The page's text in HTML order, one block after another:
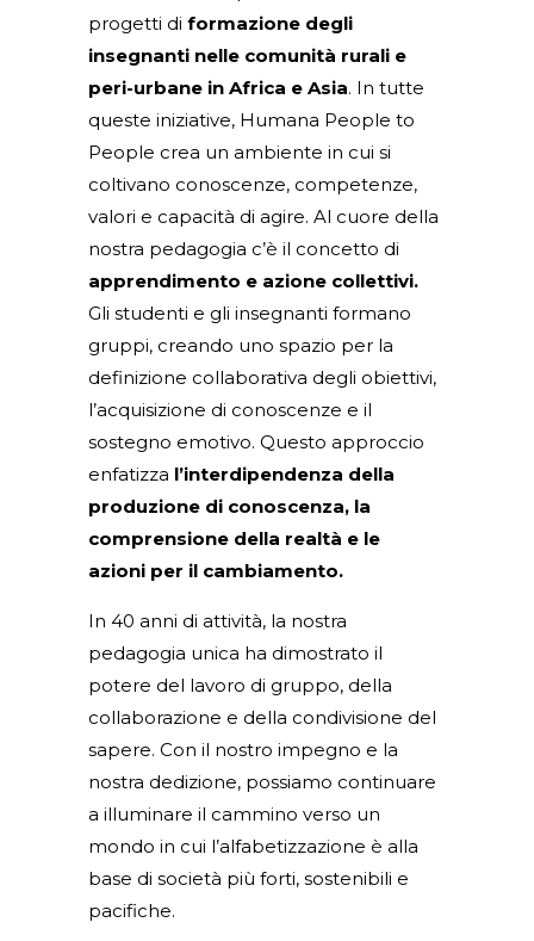
progetti di formazione degli
insegnanti nelle comunità rurali e
peri-urbane in Africa e Asia. In tutte
queste iniziative, Humana People to
People crea un ambiente in cui si
coltivano conoscenze, competenze,
valori e capacità di agire. Al cuore della
nostra pedagogia c’è il concetto di
apprendimento e azione collettivi.
Gli studenti e gli insegnanti formano
gruppi, creando uno spazio per la
definizione collaborativa degli obiettivi,
l’acquisizione di conoscenze e il
sostegno emotivo. Questo approccio
enfatizza l’interdipendenza della
produzione di conoscenza, la
comprensione della realtà e le
azioni per il cambiamento.
In 40 anni di attività, la nostra
pedagogia unica ha dimostrato il
potere del lavoro di gruppo, della
collaborazione e della condivisione del
sapere. Con il nostro impegno e la
nostra dedizione, possiamo continuare
a illuminare il cammino verso un
mondo in cui l’alfabetizzazione è alla
base di società più forti, sostenibili e
pacifiche.